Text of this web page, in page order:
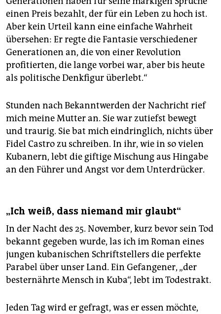
einen Preis bezahlt, der für ein Leben zu hoch ist.
Aber kein Urteil kann eine einfache Wahrheit
übersehen: Er regte die Fantasie verschiedener
Generationen an, die von einer Revolution
profitierten, die lange vorbei war, aber bis heute
als politische Denkfigur überlebt.“
Stunden nach Bekanntwerden der Nachricht rief
mich meine Mutter an. Sie war zutiefst bewegt
und traurig. Sie bat mich eindringlich, nichts über
Fidel Castro zu schreiben. In ihr, wie in so vielen
Kubanern, lebt die giftige Mischung aus Hingabe
an den Führer und Angst vor dem Unterdrücker.
„Ich weiß, dass niemand mir glaubt“
In der Nacht des 25. November, kurz bevor sein Tod
bekannt gegeben wurde, las ich im Roman eines
jungen kubanischen Schriftstellers die perfekte
Parabel über unser Land. Ein Gefangener, „der
besternährte Mensch in Kuba“, lebt im Todestrakt.
Jeden Tag wird er gefragt, was er essen möchte,